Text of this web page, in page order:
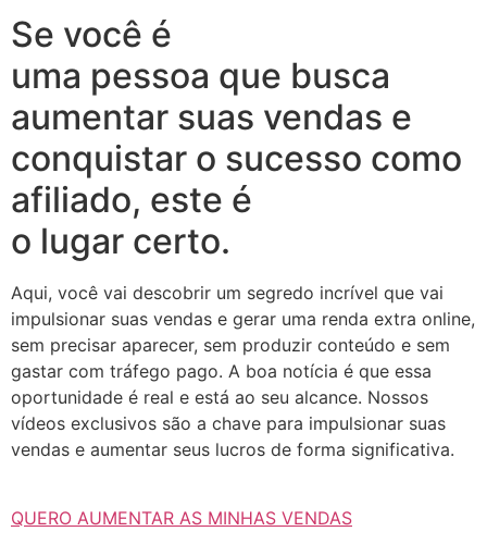
Se você é
uma pessoa que busca
aumentar suas vendas e
conquistar o sucesso como
afiliado, este é
o lugar certo.
Aqui, você vai descobrir um segredo incrível que vai
impulsionar suas vendas e gerar uma renda extra online,
sem precisar aparecer, sem produzir conteúdo e sem
gastar com tráfego pago. A boa notícia é que essa
oportunidade é real e está ao seu alcance. Nossos
vídeos exclusivos são a chave para impulsionar suas
vendas e aumentar seus lucros de forma significativa.
QUERO AUMENTAR AS MINHAS VENDAS